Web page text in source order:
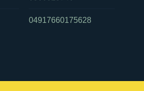
04917660175628